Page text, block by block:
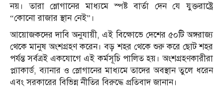
নয়। তারা স্লোগানের মাধ্যমে স্পষ্ট বার্তা দেন যে যুক্তরাষ্ট্রে
“কোনো রাজার স্থান নেই”।
আয়োজকদের দাবি অনুযায়ী, এই বিক্ষোভে দেশের ৫০টি অঙ্গরাজ্য
থেকে মানুষ অংশগ্রহণ করেন। বড় শহর থেকে শুরু করে ছোট শহর
পর্যন্ত সর্বত্রই একযোগে এই কর্মসূচি পালিত হয়। অংশগ্রহণকারীরা
প্ল্যাকার্ড, ব্যানার ও স্লোগানের মাধ্যমে তাদের অবস্থান তুলে ধরেন
এবং সরকারের বিভিন্ন নীতির বিরুদ্ধে প্রতিবাদ জানান।